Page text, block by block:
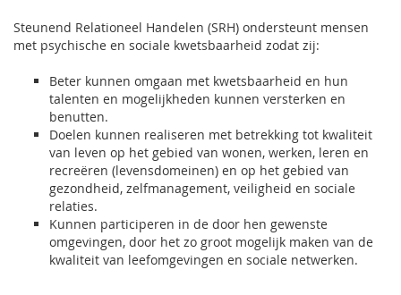
Steunend Relationeel Handelen (SRH) ondersteunt mensen
met psychische en sociale kwetsbaarheid zodat zij:
Beter kunnen omgaan met kwetsbaarheid en hun
talenten en mogelijkheden kunnen versterken en
benutten.
Doelen kunnen realiseren met betrekking tot kwaliteit
van leven op het gebied van wonen, werken, leren en
recreëren (levensdomeinen) en op het gebied van
gezondheid, zelfmanagement, veiligheid en sociale
relaties.
Kunnen participeren in de door hen gewenste
omgevingen, door het zo groot mogelijk maken van de
kwaliteit van leefomgevingen en sociale netwerken.